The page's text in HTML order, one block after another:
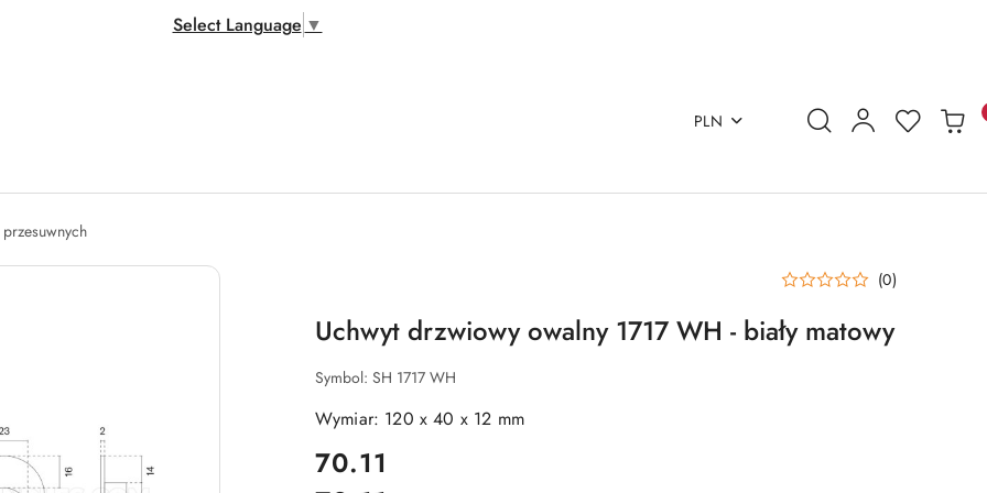
Select Language ▼
PLN
(0)
Uchwyt drzwiowy owalny 1717 WH - biały matowy
Symbol: SH 1717 WH
Wymiar: 120 x 40 x 12 mm
cena:
70.11